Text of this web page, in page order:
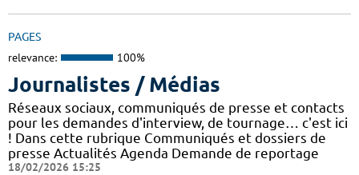
PAGES
relevance: 100%
Journalistes / Médias
Réseaux sociaux, communiqués de presse et contacts
pour les demandes d'interview, de tournage… c'est ici
! Dans cette rubrique Communiqués et dossiers de
presse Actualités Agenda Demande de reportage
18/02/2026 15:25